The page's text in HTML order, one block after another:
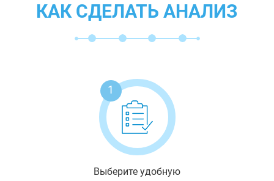
КАК СДЕЛАТЬ АНАЛИЗ
1
Выберите удобную